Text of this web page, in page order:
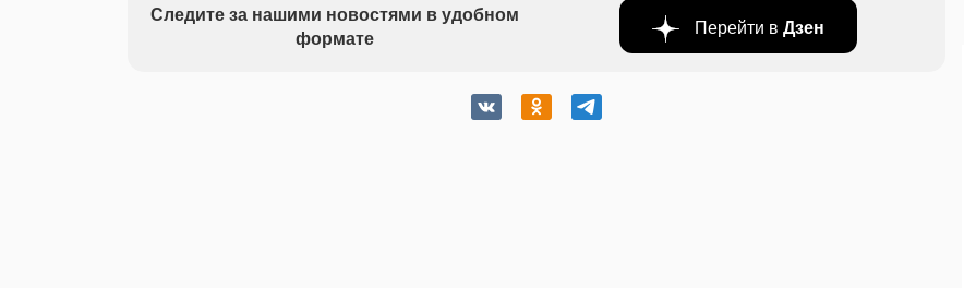
Следите за нашими новостями в удобном
формате
Перейти в Дзен